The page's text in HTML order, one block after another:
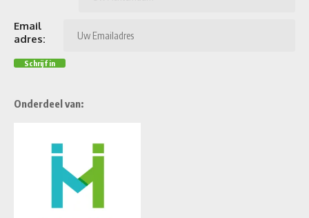
Email
adres:
Onderdeel van: